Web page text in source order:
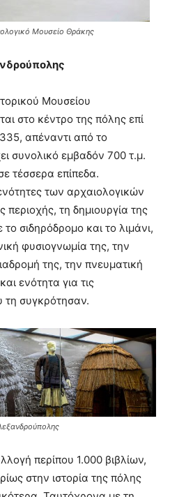
Μουσείο Θράκης
Μουσείου
στο κέντρο της πόλης επί
απέναντι από το
συνολικό εμβαδόν 700 τ.μ.
τέσσερα επίπεδα.
των αρχαιολογικών
τη δημιουργία της
σιδηρόδρομο και το λιμάνι,
φυσιογνωμία της, την
της, την πνευματική
ενότητα για τις
τη συγκρότησαν.
περίπου 1.000 βιβλίων,
στην ιστορία της πόλης